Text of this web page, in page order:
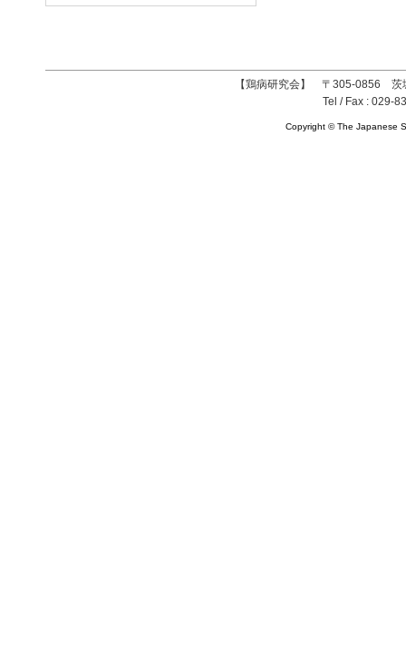
【鶏病研究会】 〒305-0856 茨
Tel / Fax : 029-
Copyright © The Japanese